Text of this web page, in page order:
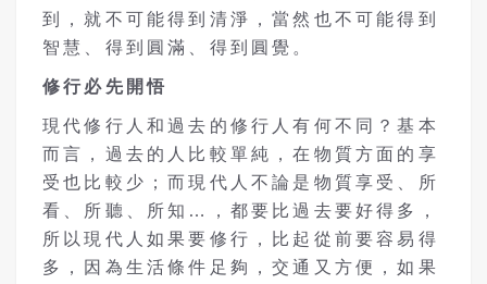
到，就不可能得到清淨，當然也不可能得到
智慧、得到圓滿、得到圓覺。
修行必先開悟
現代修行人和過去的修行人有何不同？基本
而言，過去的人比較單純，在物質方面的享
受也比較少；而現代人不論是物質享受、所
看、所聽、所知…，都要比過去要好得多，
所以現代人如果要修行，比起從前要容易得
多，因為生活條件足夠，交通又方便，如果